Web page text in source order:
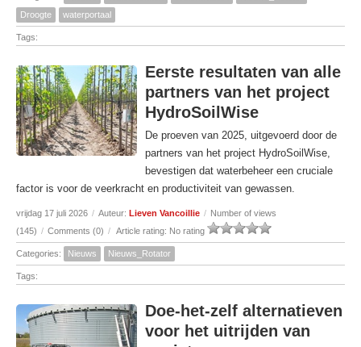
Droogte
waterportaal
Tags:
Eerste resultaten van alle
partners van het project
HydroSoilWise
De proeven van 2025, uitgevoerd door de
partners van het project HydroSoilWise,
bevestigen dat waterbeheer een cruciale
factor is voor de veerkracht en productiviteit van gewassen.
vrijdag 17 juli 2026 / Auteur: Lieven Vancoillie / Number of views
(145) / Comments (0) / Article rating: No rating
Categories: Nieuws Nieuws_Rotator
Tags:
Doe-het-zelf alternatieven
voor het uitrijden van